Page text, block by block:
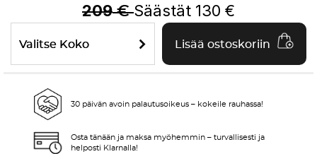
209€Säästät 130 €
Valitse Koko Lisää ostoskoriin
30 päivän avoin palautusoikeus – kokeile rauhassa!
Osta tänään ja maksa myöhemmin – turvallisesti ja
helposti Klarnalla!